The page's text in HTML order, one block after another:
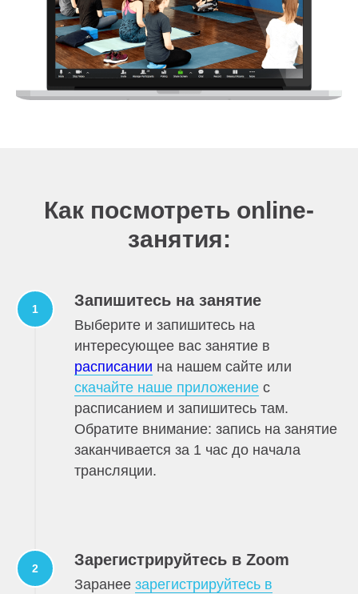
Как посмотреть online-
занятия:
Запишитесь на занятие
Выберите и запишитесь на
интересующее вас занятие в
расписании на нашем сайте или
скачайте наше приложение с
расписанием и запишитесь там.
Обратите внимание: запись на занятие
заканчивается за 1 час до начала
трансляции.
Зарегистрируйтесь в Zoom
Заранее зарегистрируйтесь в